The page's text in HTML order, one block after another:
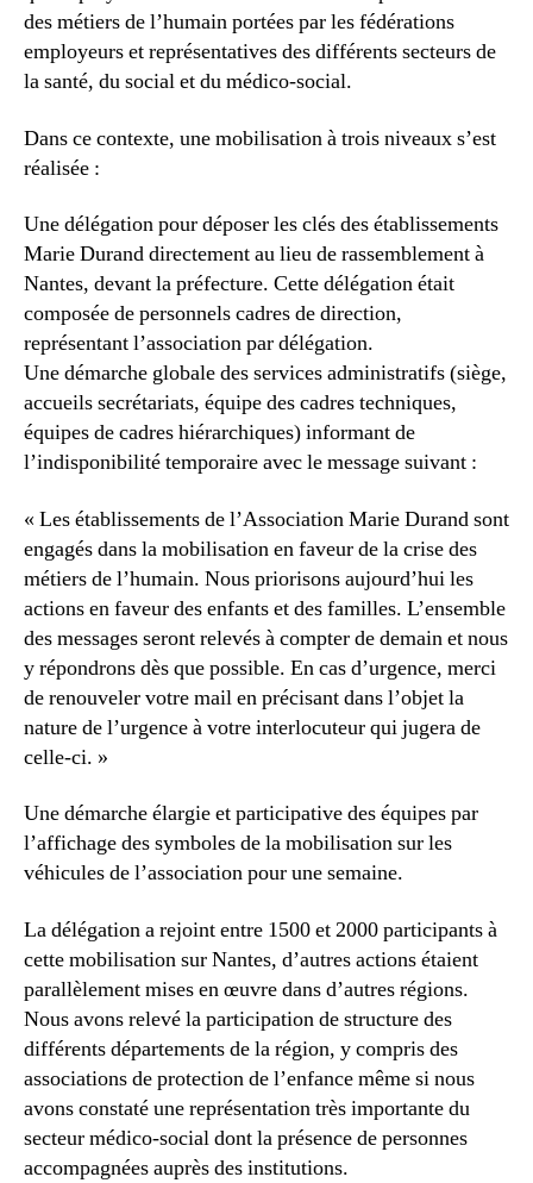
des métiers de l’humain portées par les fédérations
employeurs et représentatives des différents secteurs de
la santé, du social et du médico-social.
Dans ce contexte, une mobilisation à trois niveaux s’est
réalisée :
Une délégation pour déposer les clés des établissements
Marie Durand directement au lieu de rassemblement à
Nantes, devant la préfecture. Cette délégation était
composée de personnels cadres de direction,
représentant l’association par délégation.
Une démarche globale des services administratifs (siège,
accueils secrétariats, équipe des cadres techniques,
équipes de cadres hiérarchiques) informant de
l’indisponibilité temporaire avec le message suivant :
« Les établissements de l’Association Marie Durand sont
engagés dans la mobilisation en faveur de la crise des
métiers de l’humain. Nous priorisons aujourd’hui les
actions en faveur des enfants et des familles. L’ensemble
des messages seront relevés à compter de demain et nous
y répondrons dès que possible. En cas d’urgence, merci
de renouveler votre mail en précisant dans l’objet la
nature de l’urgence à votre interlocuteur qui jugera de
celle-ci. »
Une démarche élargie et participative des équipes par
l’affichage des symboles de la mobilisation sur les
véhicules de l’association pour une semaine.
La délégation a rejoint entre 1500 et 2000 participants à
cette mobilisation sur Nantes, d’autres actions étaient
parallèlement mises en œuvre dans d’autres régions.
Nous avons relevé la participation de structure des
différents départements de la région, y compris des
associations de protection de l’enfance même si nous
avons constaté une représentation très importante du
secteur médico-social dont la présence de personnes
accompagnées auprès des institutions.